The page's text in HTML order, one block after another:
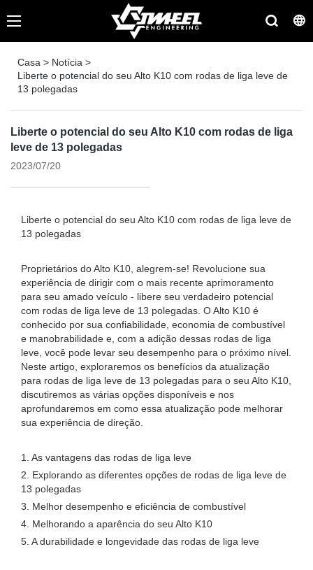
Casa > Notícia >
Liberte o potencial do seu Alto K10 com rodas de liga leve de
13 polegadas
Liberte o potencial do seu Alto K10 com rodas de liga
leve de 13 polegadas
2023/07/20
Liberte o potencial do seu Alto K10 com rodas de liga leve de
13 polegadas
Proprietários do Alto K10, alegrem-se! Revolucione sua
experiência de dirigir com o mais recente aprimoramento
para seu amado veículo - libere seu verdadeiro potencial
com rodas de liga leve de 13 polegadas. O Alto K10 é
conhecido por sua confiabilidade, economia de combustível
e manobrabilidade e, com a adição dessas rodas de liga
leve, você pode levar seu desempenho para o próximo nível.
Neste artigo, exploraremos os benefícios da atualização
para rodas de liga leve de 13 polegadas para o seu Alto K10,
discutiremos as várias opções disponíveis e nos
aprofundaremos em como essa atualização pode melhorar
sua experiência de direção.
1. As vantagens das rodas de liga leve
2. Explorando as diferentes opções de rodas de liga leve de
13 polegadas
3. Melhor desempenho e eficiência de combustível
4. Melhorando a aparência do seu Alto K10
5. A durabilidade e longevidade das rodas de liga leve